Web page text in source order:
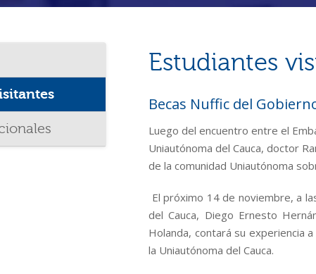
Estudiantes
Becas Nuffic del
Luego del encuentro entre el
Uniautónoma del Cauca, doctor
de la comunidad Uniautónoma
El próximo 14 de noviembre, a
del Cauca, Diego Ernesto
Holanda, contará su experiencia
la Uniautónoma del Cauca.